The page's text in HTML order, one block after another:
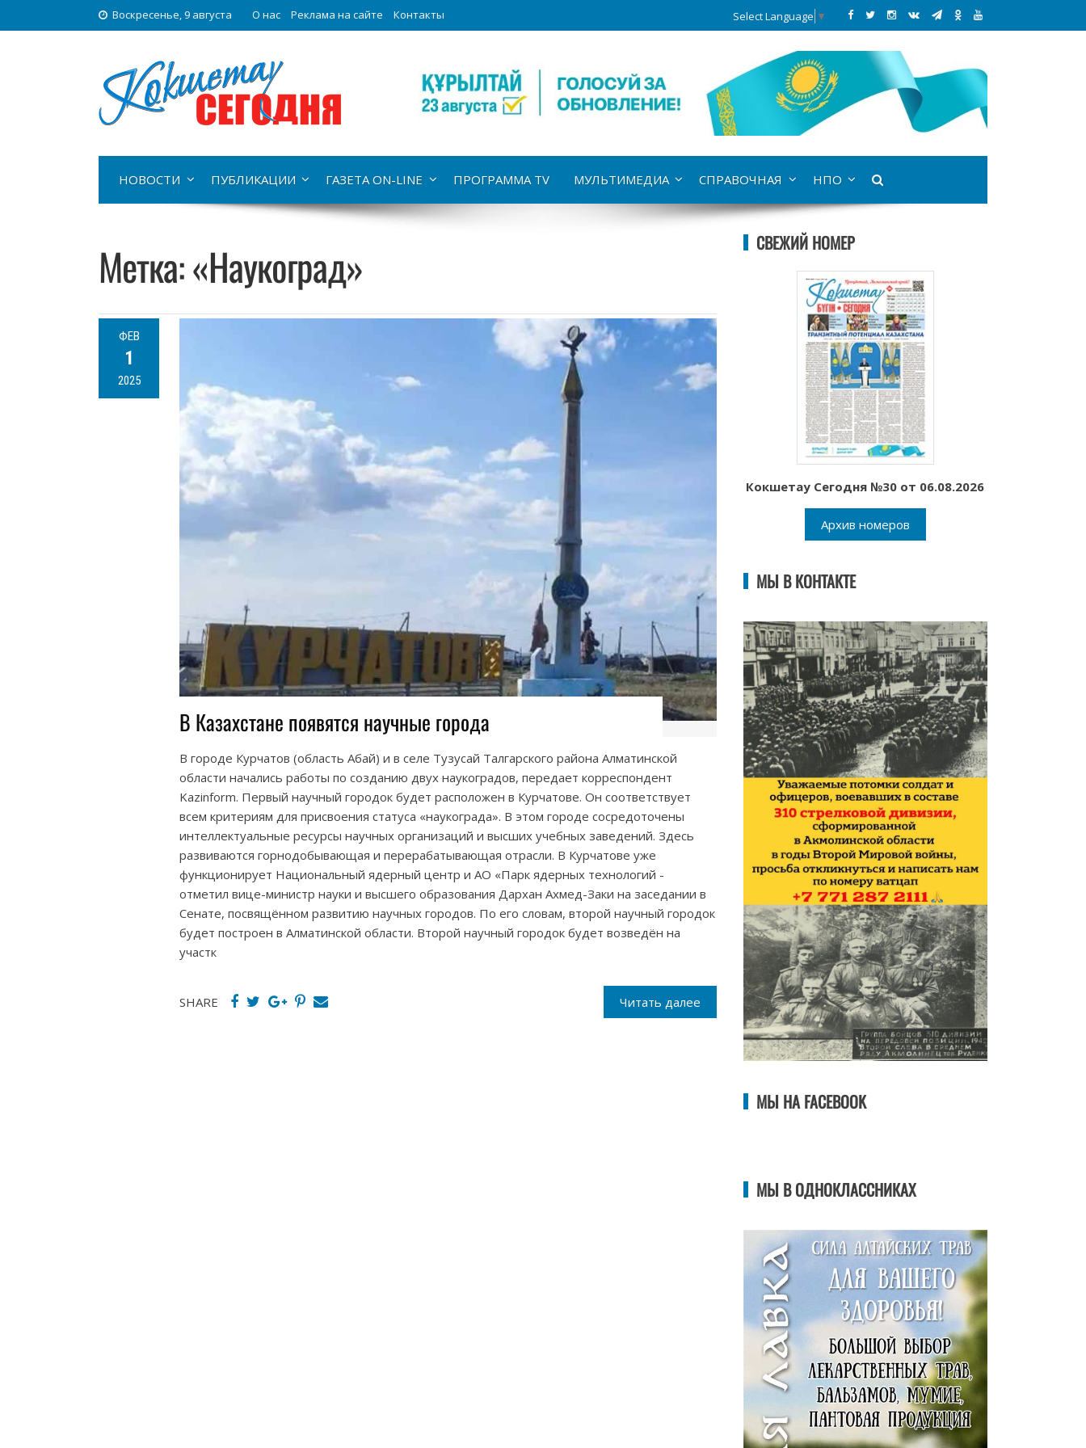
Воскресенье, 9 августа О нас Реклама на сайте Контакты Select Language ▼
НОВОСТИ ПУБЛИКАЦИИ ГАЗЕТА ON-LINE ПРОГРАММА TV МУЛЬТИМЕДИА СПРАВОЧНАЯ НПО
Метка:«Наукоград»
ФЕВ
1
2025
В Казахстане появятся научные города
В городе Курчатов (область Абай) и в селе Тузусай Талгарского района Алматинской
области начались работы по созданию двух наукоградов, передает корреспондент
Kazinform. Первый научный городок будет расположен в Курчатове. Он соответствует
всем критериям для присвоения статуса «наукограда». В этом городе сосредоточены
интеллектуальные ресурсы научных организаций и высших учебных заведений. Здесь
развиваются горнодобывающая и перерабатывающая отрасли. В Курчатове уже
функционирует Национальный ядерный центр и АО «Парк ядерных технологий -
отметил вице-министр науки и высшего образования Дархан Ахмед-Заки на заседании в
Сенате, посвящённом развитию научных городов. По его словам, второй научный городок
будет построен в Алматинской области. Второй научный городок будет возведён на
участк
Читать далее
SHARE
СВЕЖИЙ НОМЕР
Кокшетау Сегодня №30 от 06.08.2026
Архив номеров
МЫ В КОНТАКТЕ
МЫ НА FACEBOOK
МЫ В ОДНОКЛАССНИКАХ